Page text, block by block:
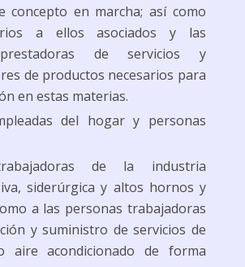
concepto en marcha; así como
a ellos asociados y las
de servicios y
de productos necesarios para
en estas materias.
del hogar y personas
de la industria
siderúrgica y altos hornos y
a las personas trabajadoras
y suministro de servicios de
aire acondicionado de forma